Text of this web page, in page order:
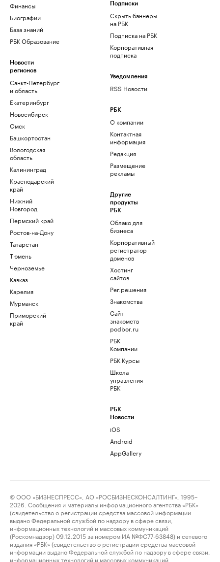
Финансы
Биографии
База знаний
РБК Образование
Новости
регионов
Санкт-Петербург
и область
Екатеринбург
Новосибирск
Омск
Башкортостан
Вологодская
область
Калининград
Краснодарский
край
Нижний
Новгород
Пермский край
Ростов-на-Дону
Татарстан
Тюмень
Черноземье
Кавказ
Карелия
Мурманск
Приморский
край
Подписки
Скрыть баннеры
на РБК
Подписка на РБК
Корпоративная
подписка
Уведомления
RSS Новости
РБК
О компании
Контактная
информация
Редакция
Размещение
рекламы
Другие
продукты
РБК
Облако для
бизнеса
Корпоративный
регистратор
доменов
Хостинг
сайтов
Рег.решения
Знакомства
Сайт
знакомств
podbor.ru
РБК
Компании
РБК Курсы
Школа
управления
РБК
РБК
Новости
iOS
Android
AppGallery
© ООО «БИЗНЕСПРЕСС», АО «РОСБИЗНЕСКОНСАЛТИНГ», 1995–
2026. Сообщения и материалы информационного агентства «РБК»
(свидетельство о регистрации средства массовой информации
выдано Федеральной службой по надзору в сфере связи,
информационных технологий и массовых коммуникаций
(Роскомнадзор) 09.12.2015 за номером ИА №ФС77-63848) и сетевого
издания «РБК» (свидетельство о регистрации средства массовой
информации выдано Федеральной службой по надзору в сфере связи,
информационных технологий и массовых коммуникаций